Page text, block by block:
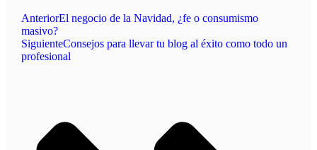
AnteriorEl negocio de la Navidad, ¿fe o consumismo
masivo?
SiguienteConsejos para llevar tu blog al éxito como todo un
profesional